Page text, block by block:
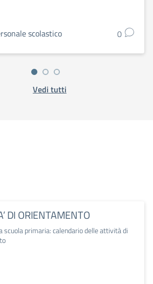
scolastico 0
Vedi tutti
DI ORIENTAMENTO
scuola primaria: calendario delle attività di